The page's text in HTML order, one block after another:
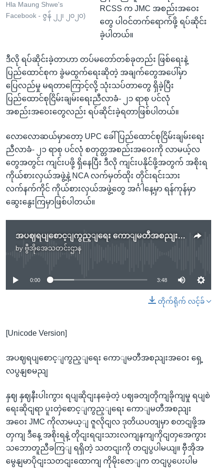
Hla Maung Shwe's
Facebook - ဇွန် ၂၂၊ ၂၀၂၀)
RCSS က JMC အစည်းအဝေး
တွေ ပါဝင်တက်ရောက်ဖို့ ရပ်ဆိုင်း
ခဲ့ပါတယ်။
ဒီလို ရပ်ဆိုင်းခဲ့တာဟာ တပ်မတော်တစ်ခုတည်း ဖြစ်ရေးနဲ့
ပြည်ထောင်စုက ခွဲမထွက်ရေးဆိုတဲ့ အချက်တွေအပေါ်မှာ
ပြေလည်မှု မရတာကြောင့်လို့ သုံးသပ်တာတွေ ရှိခဲ့ပြီး
ပြည်ထောင်စုငြိမ်းချမ်းရေးညီလာခံ- ၂၁ ရာစု ပင်လုံ
အစည်းအဝေးတွေလည်း ရပ်ဆိုင်းခဲ့ရတာဖြစ်ပါတယ်။
လောလောဆယ်မှာတော့ UPC ခေါ် ပြည်ထောင်စုငြိမ်းချမ်းရေး
ညီလာခံ- ၂၁ ရာစု ပင်လုံ စတုတ္တအစည်းအဝေးကို လာမယ့်လ
တွေအတွင်း ကျင်းပဖို့ ရှိနေပြီး ဒီလို ကျင်းပနိုင်ဖို့အတွက် အစိုးရ
ကိုယ်စားလှယ်အဖွဲ့နဲ့ NCA လက်မှတ်ထိုး တိုင်းရင်းသား
လက်နက်ကိုင် ကိုယ်စားလှယ်အဖွဲ့တွေ အင်္ဂါနေ့မှာ ရန်ကုန်မှာ
ဆွေးနွေးကြမှာဖြစ်ပါတယ်။
အပဈရပျစောင့ျကွည့ျရေး ကောျမတီအစညျးအဝေး ရှေ့လပွနျစမညျ
by ဗွီအိုအေသတင်းဌာန
No media source currently available
0:00 3:48
တိုက်ရိုက် လင့်ခ်
[Unicode Version]
အပဈရပျစောင့ျကွည့ျရေး ကောျမတီအစညျးအဝေး ရှေ့
လပွနျစမညျ
နှဈ နှဈနီးပါးကွား ရပျဆိုငျးနခေဲ့တဲ့ ပဈခတျတိုကျခိုကျမှု ရပျစဲ
ရေးဆိုငျရာ ပူးတှဲစောင့ျကွည့ျရေး ကောျမတီအစညျး
အဝေး JMC ကိုလာမယ့ျ ဇူလိုငျလ ဒုတိယပတျမှာ စတငျဖို့အ
တှကျ ဒီနေ့ အစိုးရနဲ့ တိုငျးရငျးသားလကျနကျကိုငျတှအေကွား
သဘောတူညီခကြျ ရရှိတဲ့ သတငျးကို တငျပွပါမယျ။ ဗှီအိုအ
မွေနျမာပိုငျးသတငျးထောကျ ကိုမိုးဇောျက တငျပွပေးပါမ